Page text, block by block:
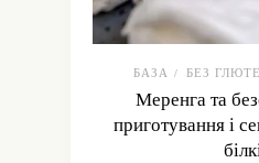
БАЗА / БЕЗ
Меренга та
приготування і